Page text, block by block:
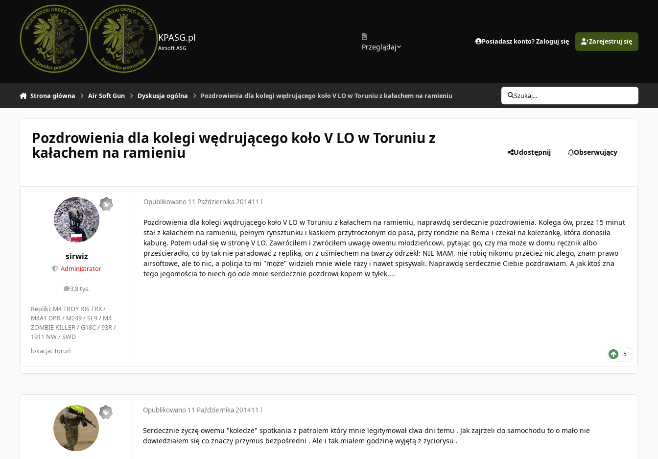
Skocz do zawartości
KPASG.pl
Airsoft ASG Przeglądaj
Posiadasz konto? Zaloguj się Zarejestruj się
Strona główna Air Soft Gun Dyskusja ogólna Pozdrowienia dla kolegi wędrującego koło V LO w Toruniu z kałachem na ramieniu Szukaj...
Pozdrowienia dla kolegi wędrującego koło V LO w Toruniu z
kałachem na ramieniu Udostępnij Obserwujący
sirwiz
Administrator
3,8 tys.
odpowiedzi
Repliki: M4 TROY RIS TRX /
M4A1 DPR / M249 / SL9 / M4
ZOMBIE KILLER / G18C / 93R /
1911 NW / SWD
lokacja: Toruń
Opublikowano 11 Października 201411 l
Pozdrowienia dla kolegi wędrującego koło V LO w Toruniu z kałachem na ramieniu, naprawdę serdecznie pozdrowienia. Kolega ów, przez 15 minut
stał z kałachem na ramieniu, pełnym rynsztunku i kaskiem przytroczonym do pasa, przy rondzie na Bema i czekał na koleżankę, która donosiła
kaburę. Potem udał się w stronę V LO. Zawróciłem i zwróciłem uwagę owemu młodzieńcowi, pytając go, czy ma może w domu ręcznik albo
prześcieradło, co by tak nie paradować z repliką, on z uśmiechem na twarzy odrzekł: NIE MAM, nie robię nikomu przecież nic złego, znam prawo
airsoftowe, ale to nic, a policja to mi "może" widzieli mnie wiele razy i nawet spisywali. Naprawdę serdecznie Ciebie pozdrawiam. A jak ktoś zna
tego jegomościa to niech go ode mnie serdecznie pozdrowi kopem w tyłek....
5
Opublikowano 11 Października 201411 l
Serdecznie życzę owemu "koledze" spotkania z patrolem który mnie legitymował dwa dni temu . Jak zajrzeli do samochodu to o mało nie
dowiedziałem się co znaczy przymus bezpośredni . Ale i tak miałem godzinę wyjętą z życiorysu .